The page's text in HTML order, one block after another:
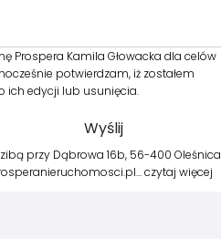
Prospera Kamila Głowacka dla celów
potwierdzam, iż zostałem
ich edycji lub usunięcia.
przy Dąbrowa 16b, 56-400 Oleśnica
czytaj więcej